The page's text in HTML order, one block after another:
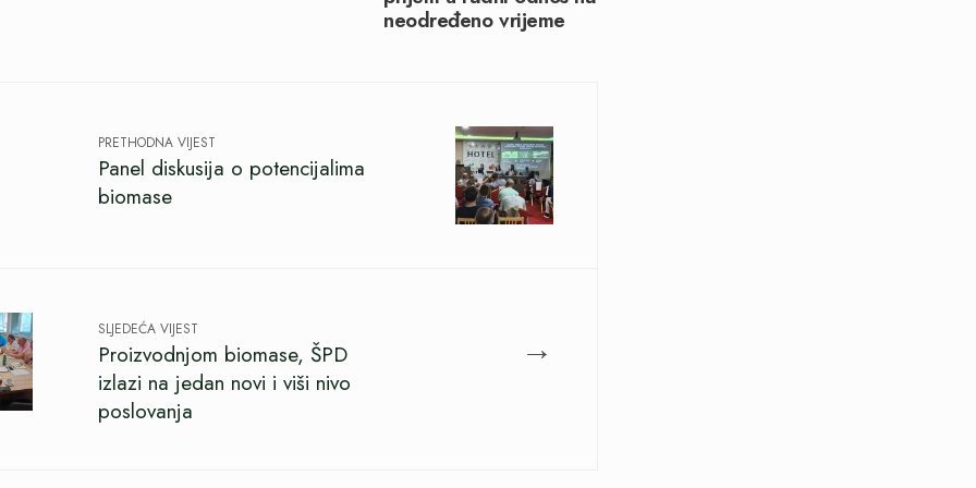
neodređeno vrijeme
PRETHODNA VIJEST
Panel diskusija o potencijalima
biomase
→
SLJEDEĆA VIJEST
Proizvodnjom biomase, ŠPD
izlazi na jedan novi i viši nivo
poslovanja